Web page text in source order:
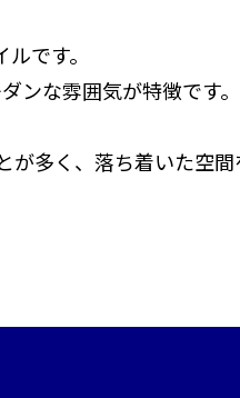
です。
ンな雰囲気が特徴です。
多く、落ち着いた空